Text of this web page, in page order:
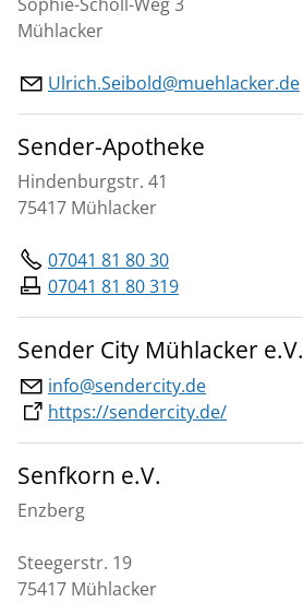
Mühlacker
Ulrich.Seibold@muehlacker.de
Sender-Apotheke
Hindenburgstr. 41
75417 Mühlacker
07041 81 80 30
07041 81 80 319
Sender City Mühlacker e.V.
info@sendercity.de
https://sendercity.de/
Senfkorn e.V.
Enzberg
Steegerstr. 19
75417 Mühlacker